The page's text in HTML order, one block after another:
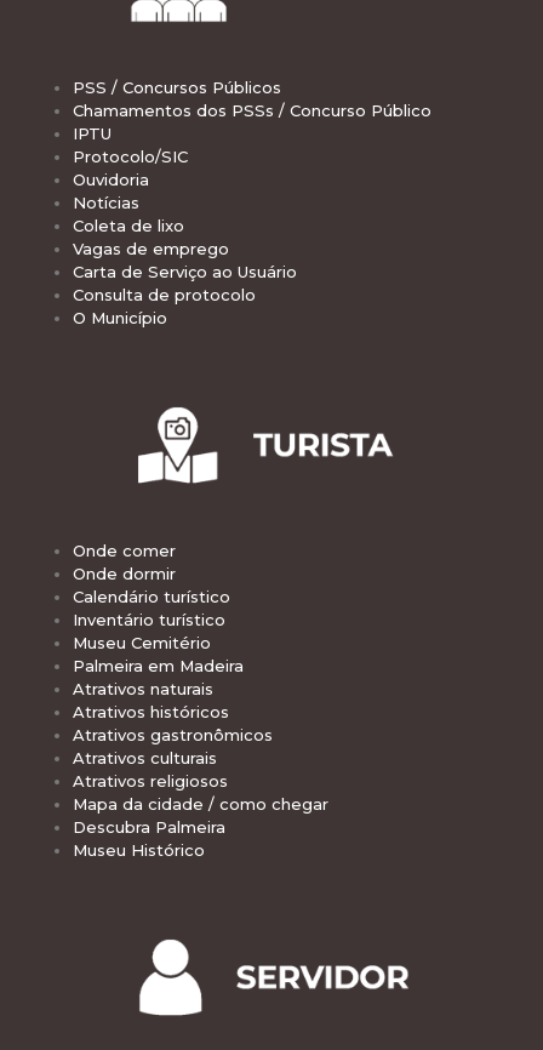
PSS / Concursos Públicos
Chamamentos dos PSSs / Concurso Público
IPTU
Protocolo/SIC
Ouvidoria
Notícias
Coleta de lixo
Vagas de emprego
Carta de Serviço ao Usuário
Consulta de protocolo
O Município
Onde comer
Onde dormir
Calendário turístico
Inventário turístico
Museu Cemitério
Palmeira em Madeira
Atrativos naturais
Atrativos históricos
Atrativos gastronômicos
Atrativos culturais
Atrativos religiosos
Mapa da cidade / como chegar
Descubra Palmeira
Museu Histórico